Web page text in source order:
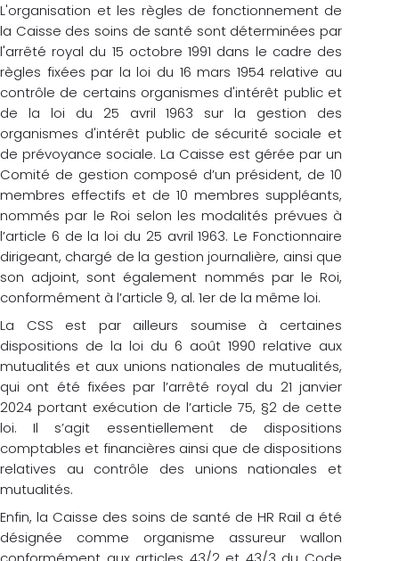
L'organisation et les règles de fonctionnement de
la Caisse des soins de santé sont déterminées par
l'arrêté royal du 15 octobre 1991 dans le cadre des
règles fixées par la loi du 16 mars 1954 relative au
contrôle de certains organismes d'intérêt public et
de la loi du 25 avril 1963 sur la gestion des
organismes d'intérêt public de sécurité sociale et
de prévoyance sociale. La Caisse est gérée par un
Comité de gestion composé d’un président, de 10
membres effectifs et de 10 membres suppléants,
nommés par le Roi selon les modalités prévues à
l’article 6 de la loi du 25 avril 1963. Le Fonctionnaire
dirigeant, chargé de la gestion journalière, ainsi que
son adjoint, sont également nommés par le Roi,
conformément à l’article 9, al. 1er de la même loi.
La CSS est par ailleurs soumise à certaines
dispositions de la loi du 6 août 1990 relative aux
mutualités et aux unions nationales de mutualités,
qui ont été fixées par l’arrêté royal du 21 janvier
2024 portant exécution de l’article 75, §2 de cette
loi. Il s’agit essentiellement de dispositions
comptables et financières ainsi que de dispositions
relatives au contrôle des unions nationales et
mutualités.
Enfin, la Caisse des soins de santé de HR Rail a été
désignée comme organisme assureur wallon